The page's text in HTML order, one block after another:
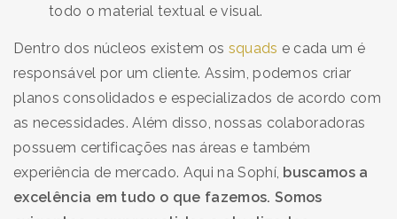
todo o material textual e visual.
Dentro dos núcleos existem os squads e cada um é
responsável por um cliente. Assim, podemos criar
planos consolidados e especializados de acordo com
as necessidades. Além disso, nossas colaboradoras
possuem certificações nas áreas e também
experiência de mercado. Aqui na Sophí, buscamos a
excelência em tudo o que fazemos. Somos